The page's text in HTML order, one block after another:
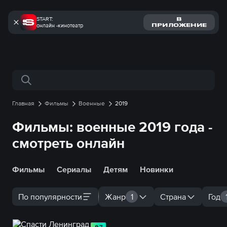
START:
онлайн -кинотеатр
В
ПРИЛОЖЕНИЕ
Поиск по сайту
Главная Фильмы Военные 2019
Фильмы: военные 2019 года -
смотреть онлайн
Фильмы Сериалы Детям Новинки
По популярности Жанр 1 Страна Год